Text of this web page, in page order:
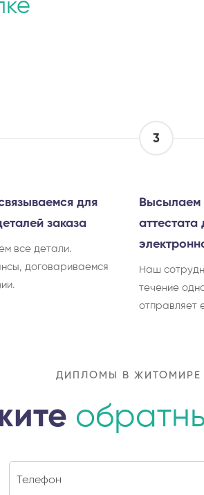
для
заказа
все детали.
договариваемся
3
Высылаем
аттестата
Наш
течение
отправляет
ДИПЛОМЫ В ЖИТОМИРЕ